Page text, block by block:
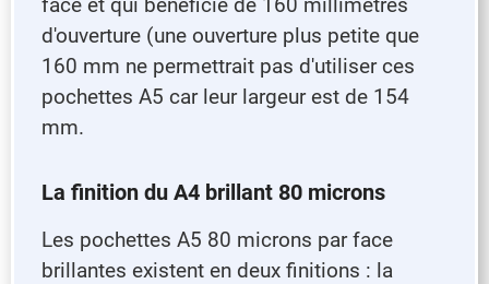
d'ouverture (une ouverture plus petite que
160 mm ne permettrait pas d'utiliser ces
pochettes A5 car leur largeur est de 154
mm.
La finition du A4 brillant 80 microns
Les pochettes A5 80 microns par face
brillantes existent en deux finitions : la